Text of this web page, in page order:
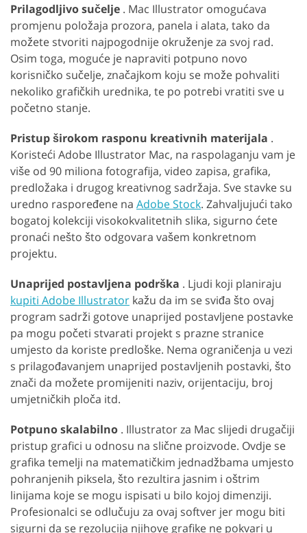
Prilagodljivo sučelje . Mac Illustrator omogućava
promjenu položaja prozora, panela i alata, tako da
možete stvoriti najpogodnije okruženje za svoj rad.
Osim toga, moguće je napraviti potpuno novo
korisničko sučelje, značajkom koju se može pohvaliti
nekoliko grafičkih urednika, te po potrebi vratiti sve u
početno stanje.
Pristup širokom rasponu kreativnih materijala .
Koristeći Adobe Illustrator Mac, na raspolaganju vam je
više od 90 miliona fotografija, video zapisa, grafika,
predložaka i drugog kreativnog sadržaja. Sve stavke su
uredno raspoređene na Adobe Stock. Zahvaljujući tako
bogatoj kolekciji visokokvalitetnih slika, sigurno ćete
pronaći nešto što odgovara vašem konkretnom
projektu.
Unaprijed postavljena podrška . Ljudi koji planiraju
kupiti Adobe Illustrator kažu da im se sviđa što ovaj
program sadrži gotove unaprijed postavljene postavke
pa mogu početi stvarati projekt s prazne stranice
umjesto da koriste predloške. Nema ograničenja u vezi
s prilagođavanjem unaprijed postavljenih postavki, što
znači da možete promijeniti naziv, orijentaciju, broj
umjetničkih ploča itd.
Potpuno skalabilno . Illustrator za Mac slijedi drugačiji
pristup grafici u odnosu na slične proizvode. Ovdje se
grafika temelji na matematičkim jednadžbama umjesto
pohranjenih piksela, što rezultira jasnim i oštrim
linijama koje se mogu ispisati u bilo kojoj dimenziji.
Profesionalci se odlučuju za ovaj softver jer mogu biti
sigurni da se rezolucija njihove grafike ne pokvari u